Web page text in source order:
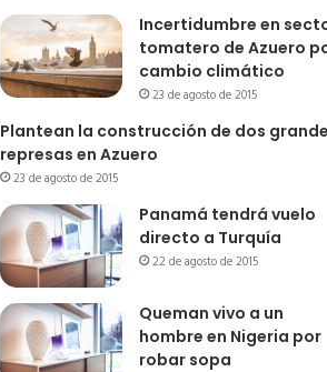
Incertidumbre en
tomatero de Azuero
cambio climático
23 de agosto de 2015
Plantean la construcción de dos
represas en Azuero
23 de agosto de 2015
Panamá tendrá vuelo
directo a Turquía
22 de agosto de 2015
Queman vivo a un
hombre en Nigeria por
robar sopa